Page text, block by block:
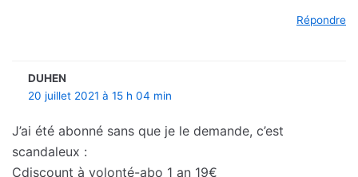
Répondre
DUHEN
20 juillet 2021 à 15 h 04 min
J’ai été abonné sans que je le demande, c’est
scandaleux :
Cdiscount à volonté-abo 1 an 19€